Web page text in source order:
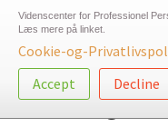
hoved-
indhold
Årlige
Videnscenter for Professionel
Læs mere på linket.
Cookie-og-
Accept
Decline